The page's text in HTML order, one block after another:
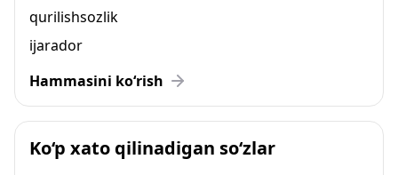
qurilishsozlik
ijarador
Hammasini ko‘rish
Ko‘p xato qilinadigan so‘zlar